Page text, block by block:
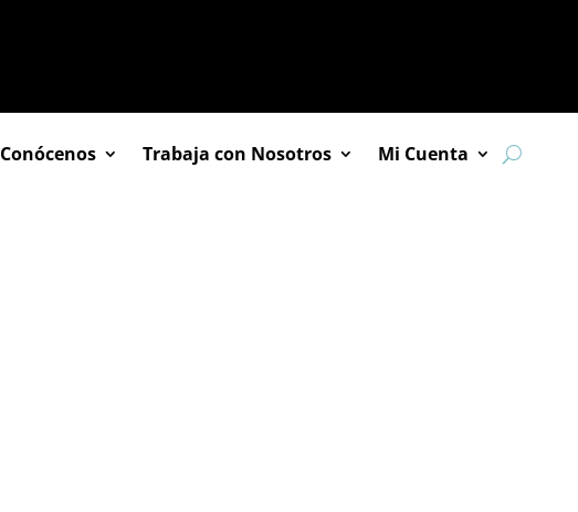
Conócenos Trabaja con Nosotros Mi Cuenta